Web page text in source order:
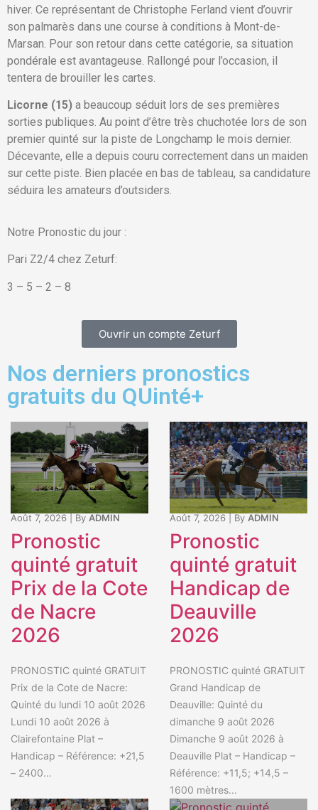
hiver. Ce représentant de Christophe Ferland vient d’ouvrir
son palmarès dans une course à conditions à Mont-de-
Marsan. Pour son retour dans cette catégorie, sa situation
pondérale est avantageuse. Rallongé pour l’occasion, il
tentera de brouiller les cartes.
Licorne (15) a beaucoup séduit lors de ses premières
sorties publiques. Au point d’être très chuchotée lors de son
premier quinté sur la piste de Longchamp le mois dernier.
Décevante, elle a depuis couru correctement dans un maiden
sur cette piste. Bien placée en bas de tableau, sa candidature
séduira les amateurs d’outsiders.
Notre Pronostic du jour :
Pari Z2/4 chez Zeturf:
3 – 5 – 2 – 8
Ouvrir un compte Zeturf
Nos derniers pronostics
gratuits du QUinté+
Août 7, 2026 By ADMIN
Pronostic
quinté gratuit
Prix de la Cote
de Nacre
2026
PRONOSTIC quinté GRATUIT
Prix de la Cote de Nacre:
Quinté du lundi 10 août 2026
Lundi 10 août 2026 à
Clairefontaine Plat –
Handicap – Référence: +21,5
– 2400...
Août 7, 2026 By ADMIN
Pronostic
quinté gratuit
Handicap de
Deauville
2026
PRONOSTIC quinté GRATUIT
Grand Handicap de
Deauville: Quinté du
dimanche 9 août 2026
Dimanche 9 août 2026 à
Deauville Plat – Handicap –
Référence: +11,5; +14,5 –
1600 mètres...